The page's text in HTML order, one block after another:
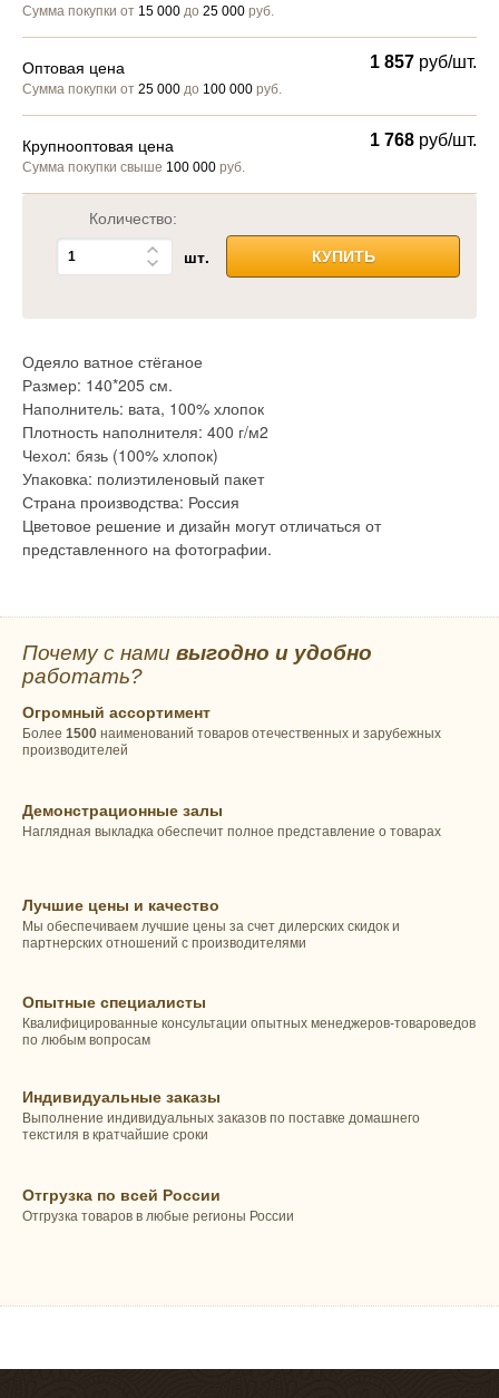
Сумма покупки от 15 000 до 25 000 руб.
Оптовая цена
Сумма покупки от 25 000 до 100 000 руб.
1 857 руб/шт.
Крупнооптовая цена
Сумма покупки свыше 100 000 руб.
1 768 руб/шт.
Количество:
шт. КУПИТЬ
Одеяло ватное стёганое
Размер: 140*205 см.
Наполнитель: вата, 100% хлопок
Плотность наполнителя: 400 г/м2
Чехол: бязь (100% хлопок)
Упаковка: полиэтиленовый пакет
Страна производства: Россия
Цветовое решение и дизайн могут отличаться от
представленного на фотографии.
Почему с нами выгодно и удобно
работать?
Огромный ассортимент
Более 1500 наименований товаров отечественных и зарубежных
производителей
Демонстрационные залы
Наглядная выкладка обеспечит полное представление о товарах
Лучшие цены и качество
Мы обеспечиваем лучшие цены за счет дилерских скидок и
партнерских отношений с производителями
Опытные специалисты
Квалифицированные консультации опытных менеджеров-товароведов
по любым вопросам
Индивидуальные заказы
Выполнение индивидуальных заказов по поставке домашнего
текстиля в кратчайшие сроки
Отгрузка по всей России
Отгрузка товаров в любые регионы России